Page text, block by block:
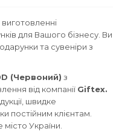
для Вашого бізнесу. Ви
та сувеніри з
(Червоний) з
від компанії Giftex.
швидке
постійним клієнтам.
України.